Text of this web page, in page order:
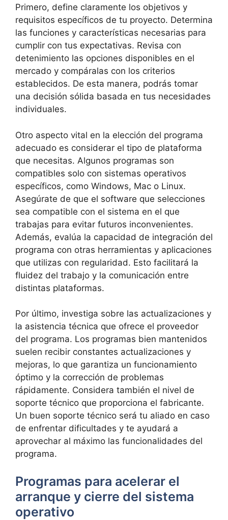
Primero, define⁢ claramente los​ objetivos y‍
requisitos específicos de tu proyecto. Determina
las funciones y características necesarias‌ para​
cumplir con tus expectativas. Revisa ‍con
detenimiento ⁣las opciones disponibles en el
mercado‍ y compáralas con los criterios
establecidos. De esta⁣ manera, podrás​ tomar
una decisión sólida basada en tus necesidades
individuales.
Otro aspecto⁤ vital en la elección del programa
adecuado es considerar el ​tipo de plataforma
que necesitas. ​Algunos programas son
compatibles‌ solo con sistemas operativos‍
específicos, como Windows, Mac o Linux.
Asegúrate de que ‍el software que selecciones
sea compatible‌ con el ​sistema en el que
trabajas para ​evitar futuros inconvenientes.
Además, evalúa ​la‌ capacidad‌ de​ integración⁤ del
programa ⁤con otras herramientas ⁣y aplicaciones
que‌ utilizas con​ regularidad. Esto ⁣facilitará ‌la‌
fluidez del⁣ trabajo⁤ y la comunicación⁢ entre
distintas plataformas.
Por último, investiga ⁤sobre las actualizaciones ‍y
la asistencia técnica ⁢que ofrece el proveedor
del ​programa. Los programas bien mantenidos
suelen ⁣recibir constantes actualizaciones y⁤
mejoras, lo que garantiza​ un funcionamiento
⁢óptimo ‌y la corrección de‍ problemas
⁢rápidamente. Considera también⁤ el nivel ⁣de
soporte técnico ‌que proporciona el fabricante.
Un buen soporte técnico será tu⁤ aliado en caso
de enfrentar dificultades y te ayudará a
aprovechar ‌al máximo las‌ funcionalidades ⁤del
programa.
Programas para acelerar el
arranque y cierre del sistema
operativo